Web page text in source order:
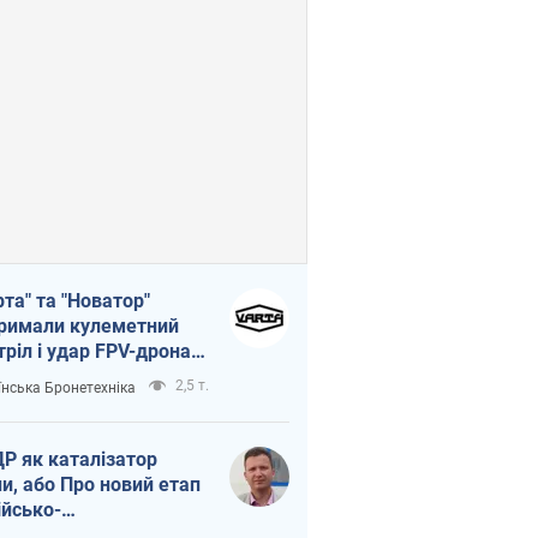
та "Новатор"
кулеметний
і удар FPV-дрона,
життя
ЗСУ
Бронетехніка 2,5 т.
як каталізатор
або Про новий етап